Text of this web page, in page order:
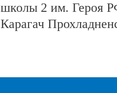
школы 2 им. Героя
Карагач